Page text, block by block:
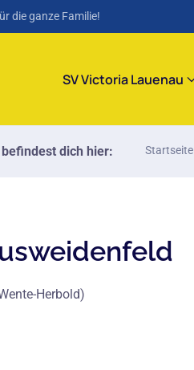
die ganze Familie!
SV Victoria Lauenau
befindest dich hier: Startseite
Herbold)